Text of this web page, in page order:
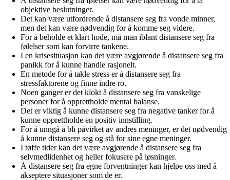
objektive beslutninger.
Det kan være utfordrende å distansere seg fra vonde minner,
men det kan være nødvendig for å komme seg videre.
For å beholde et klart hode, må man iblant distansere seg fra
følelser som kan forvirre tankene.
I en krisesituasjon kan det være avgjørende å distansere seg fra
panikk for å kunne handle rasjonelt.
En metode for å takle stress er å distansere seg fra
stressfaktorene og finne indre ro.
Noen ganger er det klokt å distansere seg fra vanskelige
personer for å opprettholde mental balanse.
Det er viktig å kunne distansere seg fra negative tanker for å
kunne opprettholde en positiv innstilling.
For å unngå å bli påvirket av andres meninger, er det nødvendig
å kunne distansere seg og stå for sine egne meninger.
I tøffe tider kan det være avgjørende å distansere seg fra
selvmedlidenhet og heller fokusere på løsninger.
Å distansere seg fra egne forventninger kan hjelpe oss med å
akseptere situasjoner som de er.